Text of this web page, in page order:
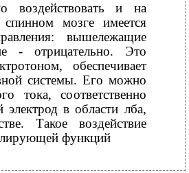
воздействовать и на
мозге имеется
вышележащие
- отрицательно. Это
обеспечивает
системы. Его можно
тока, соответственно
в области лба,
Такое воздействие
функций